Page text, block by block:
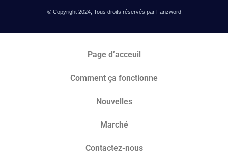
© Copyright 2024, Tous droits réservés par Fanzword
Page d’acceuil
Comment ça fonctionne
Nouvelles
Marché​
Contactez-nous